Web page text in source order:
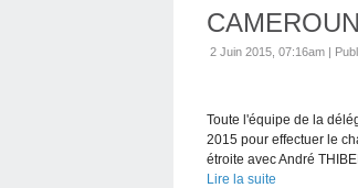
CAMEROUN
2 Juin 2015, 07:16am |
Toute l'équipe de la
2015 pour effectuer le
étroite avec André
Lire la suite